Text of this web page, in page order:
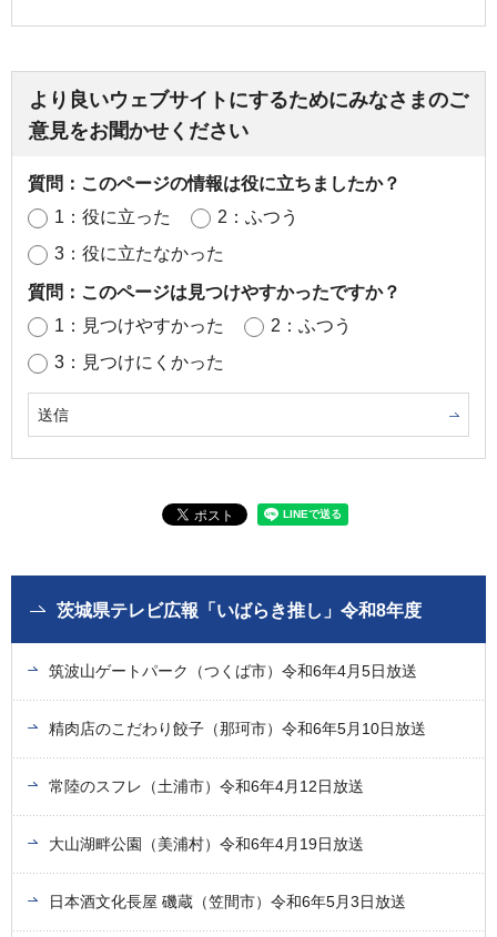
より良いウェブサイトにするためにみなさまのご
意見をお聞かせください
質問：このページの情報は役に立ちましたか？
1：役に立った
2：ふつう
3：役に立たなかった
質問：このページは見つけやすかったですか？
1：見つけやすかった
2：ふつう
3：見つけにくかった
茨城県テレビ広報「いばらき推し」令和8年度
筑波山ゲートパーク（つくば市）令和6年4月5日放送
精肉店のこだわり餃子（那珂市）令和6年5月10日放送
常陸のスフレ（土浦市）令和6年4月12日放送
大山湖畔公園（美浦村）令和6年4月19日放送
日本酒文化長屋 磯蔵（笠間市）令和6年5月3日放送